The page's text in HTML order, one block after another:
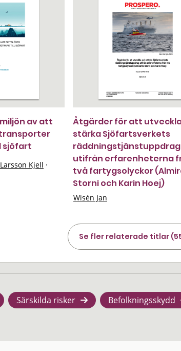
av att
sjöfart
Larsson Kjell ·
Åtgärder för att
stärka Sjöfartsverkets
räddningstjänstuppdrag
utifrån erfarenheterna
två fartygsolyckor
Storni och Karin Hoej)
Wisén Jan
Se fler relaterade titlar
Särskilda risker Befolkningsskydd